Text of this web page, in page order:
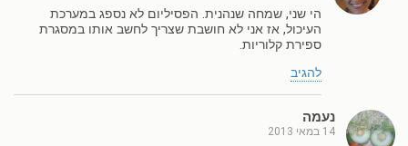
הי שני, שמחה שנהנית. הפסיליום לא נספג במערכת
העיכול, אז אני לא חושבת שצריך לחשב אותו במסגרת
ספירת קלוריות.
להגיב
נעמה
14 במאי 2013